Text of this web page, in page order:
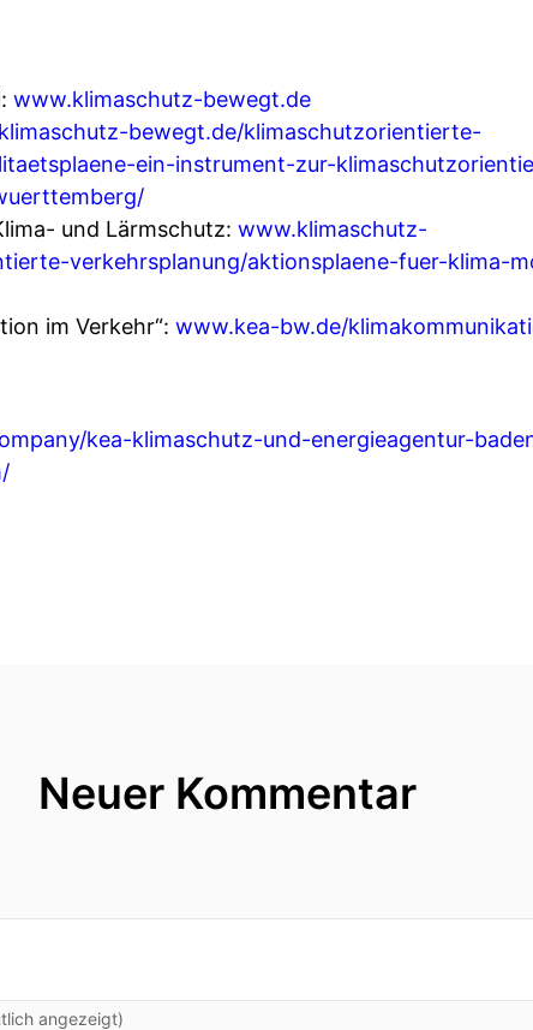
www.klimaschutz-bewegt.de
bewegt.de/klimaschutzorientierte-
ein-instrument-zur-
und Lärmschutz: www.klimaschutz-
verkehrsplanung/aktionsplaene-fuer-klima-
im Verkehr“: www.kea-bw.de/
kea-klimaschutz-und-energieagentur-
Neuer Kommentar
angezeigt)